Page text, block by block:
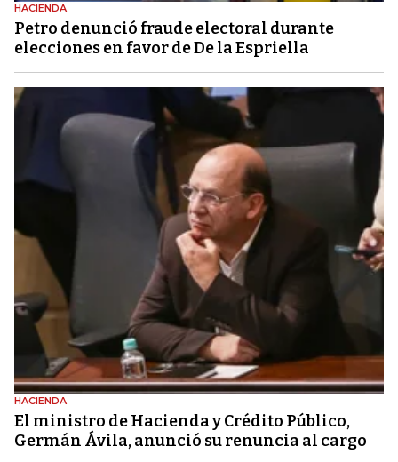
HACIENDA
Petro denunció fraude electoral durante
elecciones en favor de De la Espriella
HACIENDA
El ministro de Hacienda y Crédito Público,
Germán Ávila, anunció su renuncia al cargo